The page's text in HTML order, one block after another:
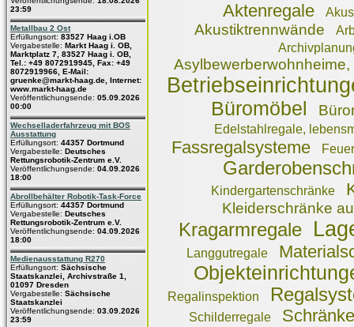
23:59
Metallbau 2 Ost
Erfüllungsort: 83527 Haag i.OB
Vergabestelle: Markt Haag i. OB,
Marktplatz 7, 83527 Haag i. OB,
Tel.: +49 8072919945, Fax: +49
8072919966, E-Mail:
gruenke@markt-haag.de, Internet:
www.markt-haag.de
Veröffentlichungsende: 05.09.2026
00:00
Wechselladerfahrzeug mit BOS
Ausstattung
Erfüllungsort: 44357 Dortmund
Vergabestelle: Deutsches
Rettungsrobotik-Zentrum e.V.
Veröffentlichungsende: 04.09.2026
18:00
Abrollbehälter Robotik-Task-Force
Erfüllungsort: 44357 Dortmund
Vergabestelle: Deutsches
Rettungsrobotik-Zentrum e.V.
Veröffentlichungsende: 04.09.2026
18:00
Medienausstattung R270
Erfüllungsort: Sächsische
Staatskanzlei, Archivstraße 1,
01097 Dresden
Vergabestelle: Sächsische
Staatskanzlei
Veröffentlichungsende: 03.09.2026
23:59
Aktenregale
Akustiktrennwände
Büromöbel
Edelstahlregale,
Fassregalsysteme
Kindergartenschränke
Kleiderschränke
Kragarmregale
Langgutregale
Regalinspektion
Schilderregale Schränke